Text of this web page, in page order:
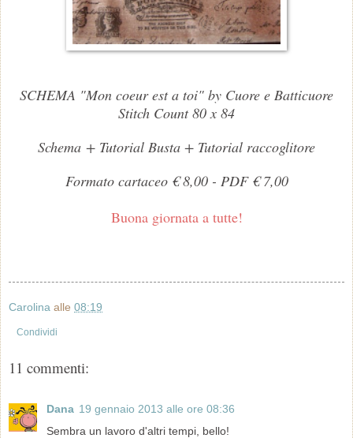
SCHEMA "Mon coeur est a toi" by Cuore e Batticuore
Stitch Count 80 x 84
Schema + Tutorial Busta + Tutorial raccoglitore
Formato cartaceo € 8,00 - PDF € 7,00
Buona giornata a tutte!
Carolina alle 08:19
Condividi
11 commenti:
Dana 19 gennaio 2013 alle ore 08:36
Sembra un lavoro d'altri tempi, bello!